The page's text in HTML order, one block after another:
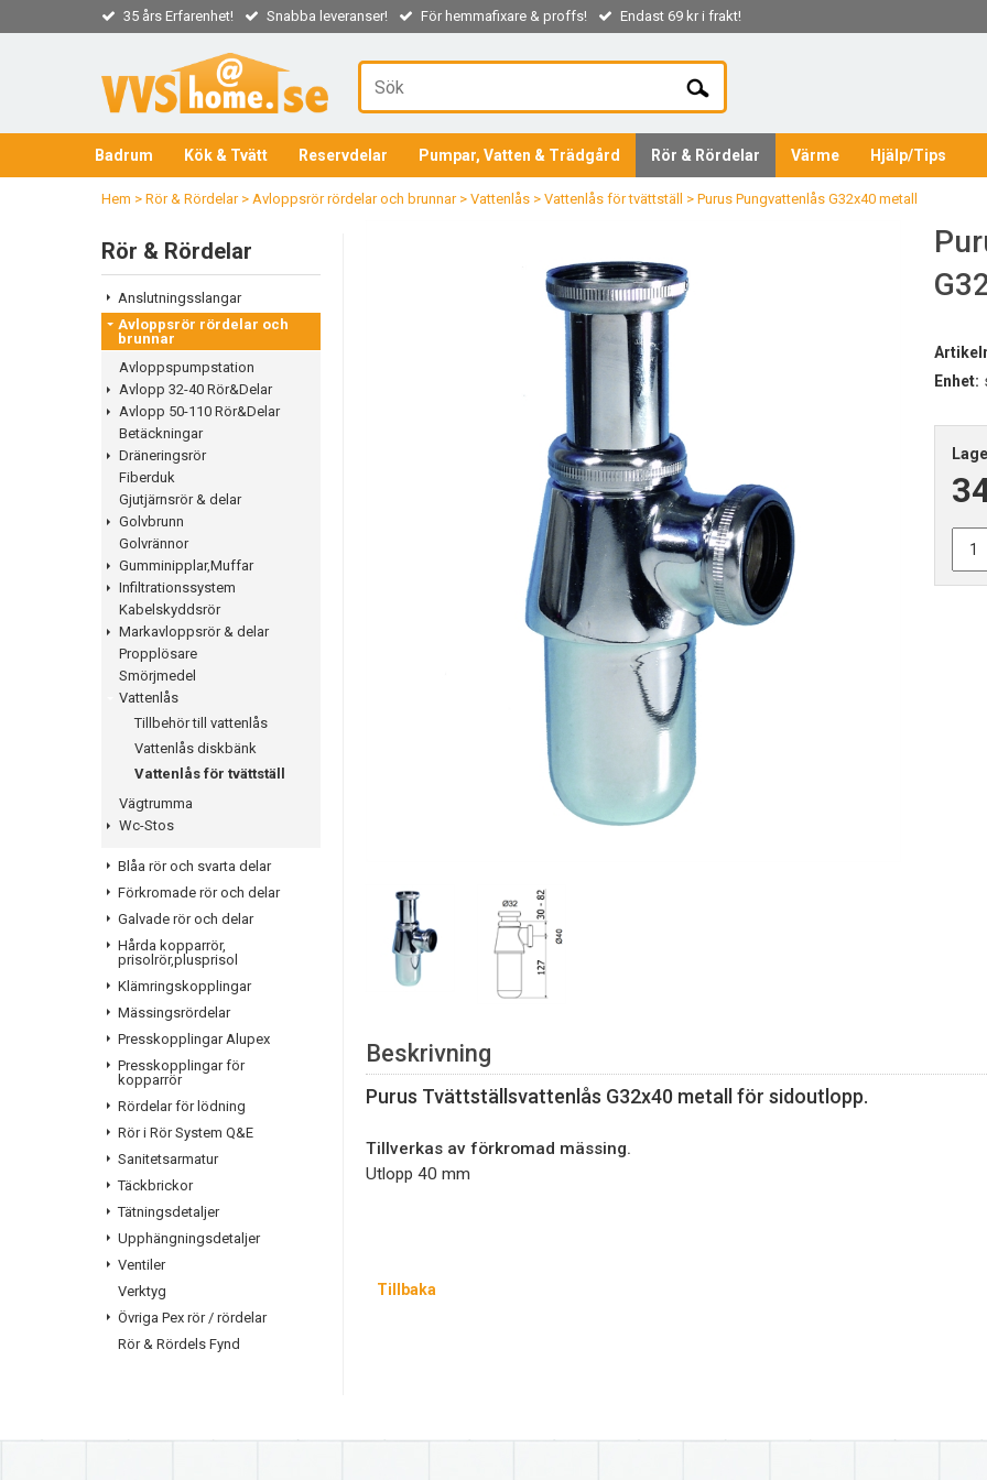
35 års Erfarenhet! Snabba leveranser! För hemmafixare & proffs! Endast 69 kr i frakt!
Badrum Kök & Tvätt Reservdelar Pumpar, Vatten & Trädgård Rör & Rördelar Värme Hjälp/Tips
Hem > Rör & Rördelar> Avloppsrör rördelar och brunnar> Vattenlås > Vattenlås för tvättställ > Purus Pungvattenlås G32x40 metall
Rör & Rördelar
Anslutningsslangar
Avloppsrör rördelar och
brunnar
Avloppspumpstation
Avlopp 32-40 Rör&Delar
Avlopp 50-110 Rör&Delar
Betäckningar
Dräneringsrör
Fiberduk
Gjutjärnsrör & delar
Golvbrunn
Golvrännor
Gumminipplar,Muffar
Infiltrationssystem
Kabelskyddsrör
Markavloppsrör & delar
Propplösare
Smörjmedel
Vattenlås
Tillbehör till vattenlås
Vattenlås diskbänk
Vattenlås för tvättställ
Vägtrumma
Wc-Stos
Blåa rör och svarta delar
Förkromade rör och delar
Galvade rör och delar
Hårda kopparrör,
prisolrör,plusprisol
Klämringskopplingar
Mässingsrördelar
Presskopplingar Alupex
Presskopplingar för
kopparrör
Rördelar för lödning
Rör i Rör System Q&E
Sanitetsarmatur
Täckbrickor
Tätningsdetaljer
Upphängningsdetaljer
Ventiler
Verktyg
Övriga Pex rör / rördelar
Rör & Rördels Fynd
Enhet:
Beskrivning
Purus Tvättställsvattenlås G32x40 metall för sidoutlopp.
Tillverkas av förkromad mässing.
Utlopp 40 mm
Tillbaka